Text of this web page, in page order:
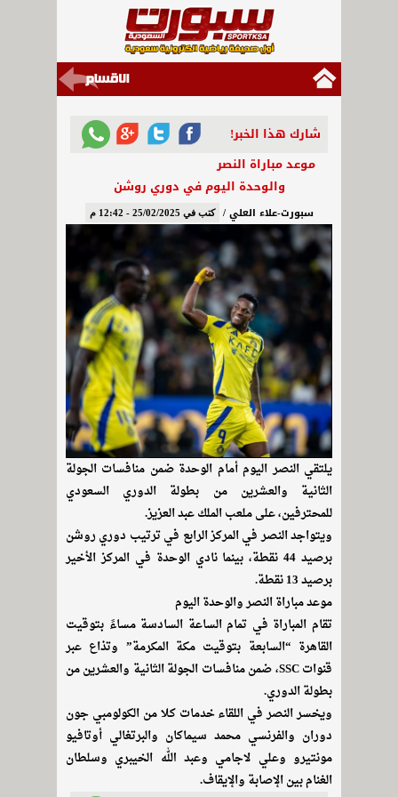
شارك هذا الخبر!
موعد مباراة النصر
والوحدة اليوم في دوري روشن
سبورت-علاء العلي / كتب في 25/02/2025 - 12:42 م
يلتقي النصر اليوم أمام الوحدة ضمن منافسات الجولة
الثانية والعشرين من بطولة الدوري السعودي
للمحترفين، على ملعب الملك عبد العزيز.
ويتواجد النصر في المركز الرابع في ترتيب دوري روشن
برصيد 44 نقطة، بينما نادي الوحدة في المركز الأخير
برصيد 13 نقطة.
موعد مباراة النصر والوحدة اليوم
تقام المباراة في تمام الساعة السادسة مساءً بتوقيت
القاهرة “السابعة بتوقيت مكة المكرمة” وتذاع عبر
قنوات SSC، ضمن منافسات الجولة الثانية والعشرين من
بطولة الدوري.
ويخسر النصر في اللقاء خدمات كلا من الكولومبي جون
دوران والفرنسي محمد سيماكان والبرتغالي أوتافيو
مونتيرو وعلي لاجامي وعبد الله الخيبري وسلطان
الغنام بين الإصابة والإيقاف.